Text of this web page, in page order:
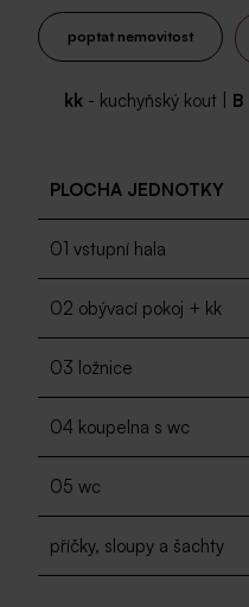
poptat nemovitost
kk - kuchyňský kout | B
PLOCHA JEDNOTKY
01 vstupní hala
02 obývací pokoj + kk
03 ložnice
04 koupelna s wc
05 wc
příčky, sloupy a šachty